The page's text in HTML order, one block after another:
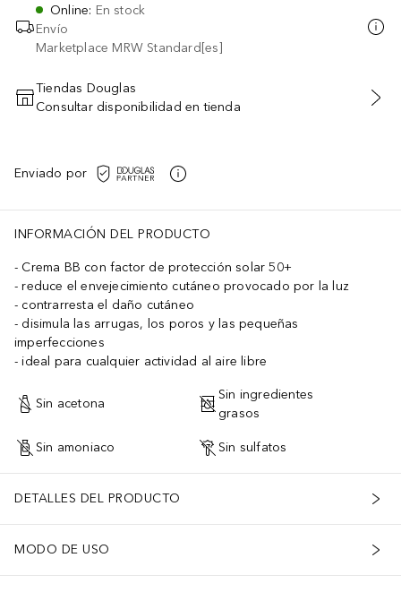
Online: En stock
Envío
Marketplace MRW Standard[es]
AÑADIR AL CARRITO
Tiendas Douglas
Consultar disponibilidad en tienda
Enviado por
INFORMACIÓN DEL PRODUCTO
Crema BB con factor de protección solar 50+
reduce el envejecimiento cutáneo provocado por la luz
contrarresta el daño cutáneo
disimula las arrugas, los poros y las pequeñas
imperfecciones
ideal para cualquier actividad al aire libre
Sin acetona
Sin ingredientes
grasos
Sin amoniaco Sin sulfatos
DETALLES DEL PRODUCTO
MODO DE USO